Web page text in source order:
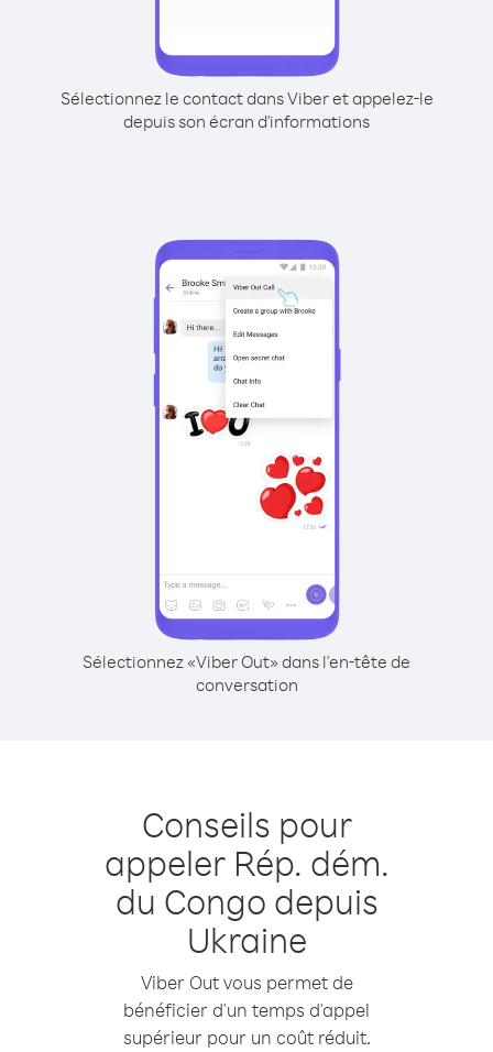
Sélectionnez le contact dans Viber et appelez-le
depuis son écran d'informations
Sélectionnez «Viber Out» dans l'en-tête de
conversation
Conseils pour
appeler Rép. dém.
du Congo depuis
Ukraine
Viber Out vous permet de
bénéficier d'un temps d'appel
supérieur pour un coût réduit.